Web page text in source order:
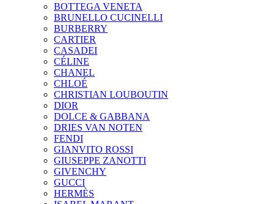
BOTTEGA VENETA
BRUNELLO CUCINELLI
BURBERRY
CARTIER
CASADEI
CÉLINE
CHANEL
CHLOÉ
CHRISTIAN LOUBOUTIN
DIOR
DOLCE & GABBANA
DRIES VAN NOTEN
FENDI
GIANVITO ROSSI
GIUSEPPE ZANOTTI
GIVENCHY
GUCCI
HERMÈS